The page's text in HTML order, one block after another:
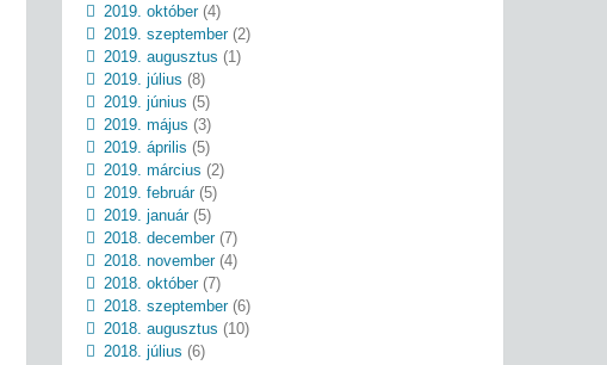
2019. október(4)
2019. szeptember(2)
2019. augusztus (1)
2019. július (8)
2019. június (5)
2019. május (3)
2019. április (5)
2019. március (2)
2019. február(5)
2019. január(5)
2018. december(7)
2018. november(4)
2018. október(7)
2018. szeptember(6)
2018. augusztus (10)
2018. július (6)